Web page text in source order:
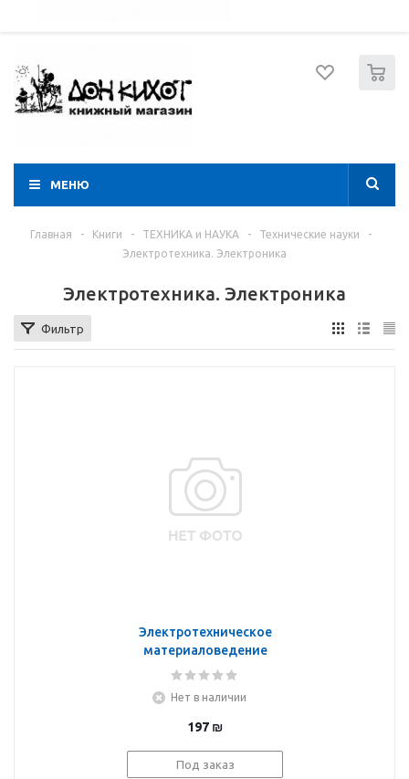
МЕНЮ
Главная - Книги - ТЕХНИКА и НАУКА - Технические науки
-
Электротехника. Электроника
Электротехника. Электроника
Фильтр
Электротехническое
материаловедение
Нет в наличии
197 ₪
Под заказ